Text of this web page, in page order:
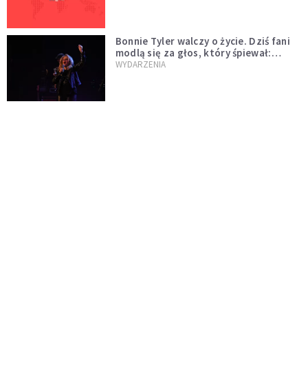
Bonnie Tyler walczy o życie. Dziś fani
modlą się za głos, który śpiewał:
"Lord, help me"
WYDARZENIA